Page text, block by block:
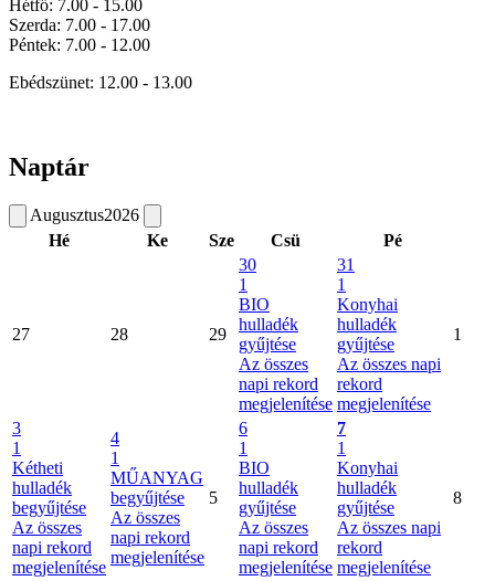
Hétfő: 7.00 - 15.00
Szerda: 7.00 - 17.00
Péntek: 7.00 - 12.00
Ebédszünet: 12.00 - 13.00
Naptár
Augusztus2026
Hé
Ke Sze Csü Pé
27 28 29
30
1
BIO
hulladék
gyűjtése
Az összes
napi rekord
megjelenítése
31
1
Konyhai
hulladék
gyűjtése
Az összes napi
rekord
megjelenítése
1
3
1
Kétheti
hulladék
begyűjtése
Az összes
napi rekord
megjelenítése
4
1
MŰANYAG
begyűjtése
Az összes
napi rekord
megjelenítése
5
6
1
BIO
hulladék
gyűjtése
Az összes
napi rekord
megjelenítése
7
1
Konyhai
hulladék
gyűjtése
Az összes napi
rekord
megjelenítése
8